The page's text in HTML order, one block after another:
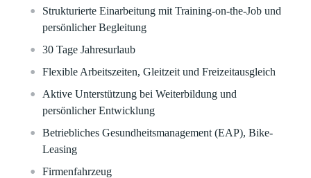
Strukturierte Einarbeitung mit Training-on-the-Job und
persönlicher Begleitung
30 Tage Jahresurlaub
Flexible Arbeitszeiten, Gleitzeit und Freizeitausgleich
Aktive Unterstützung bei Weiterbildung und
persönlicher Entwicklung
Betriebliches Gesundheitsmanagement (EAP), Bike-
Leasing
Firmenfahrzeug